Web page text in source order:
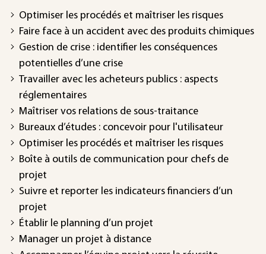
Optimiser les procédés et maîtriser les risques
Faire face à un accident avec des produits chimiques
Gestion de crise : identifier les conséquences
potentielles d’une crise
Travailler avec les acheteurs publics : aspects
réglementaires
Maîtriser vos relations de sous-traitance
Bureaux d’études : concevoir pour l'utilisateur
Optimiser les procédés et maîtriser les risques
Boîte à outils de communication pour chefs de
projet
Suivre et reporter les indicateurs financiers d’un
projet
Établir le planning d’un projet
Manager un projet à distance